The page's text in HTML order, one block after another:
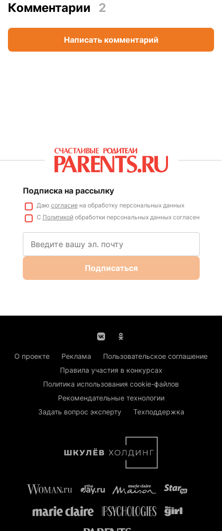
Комментарии 2
Написать комментарий
Подписка на рассылку
Даю согласиена обработку персональных данных
С Политикойобработки персональных данных согласен
Подписаться
О проекте Реклама
Пользовательское соглашение
Правила участия в конкурсах
Политика использования cookie-файлов
Рекомендательные технологии
Задать вопрос эксперту
Техподдержка